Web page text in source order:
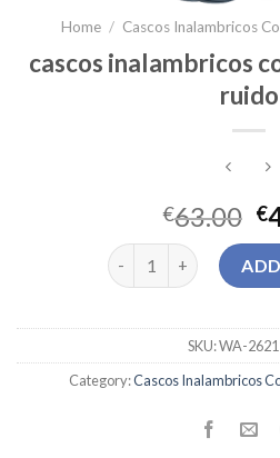
Home / Cascos Inalambricos
cascos inalambricos
ruido
€63.00 €
cascos inalambricos
SKU:WA-
Category:Cascos Inalambricos